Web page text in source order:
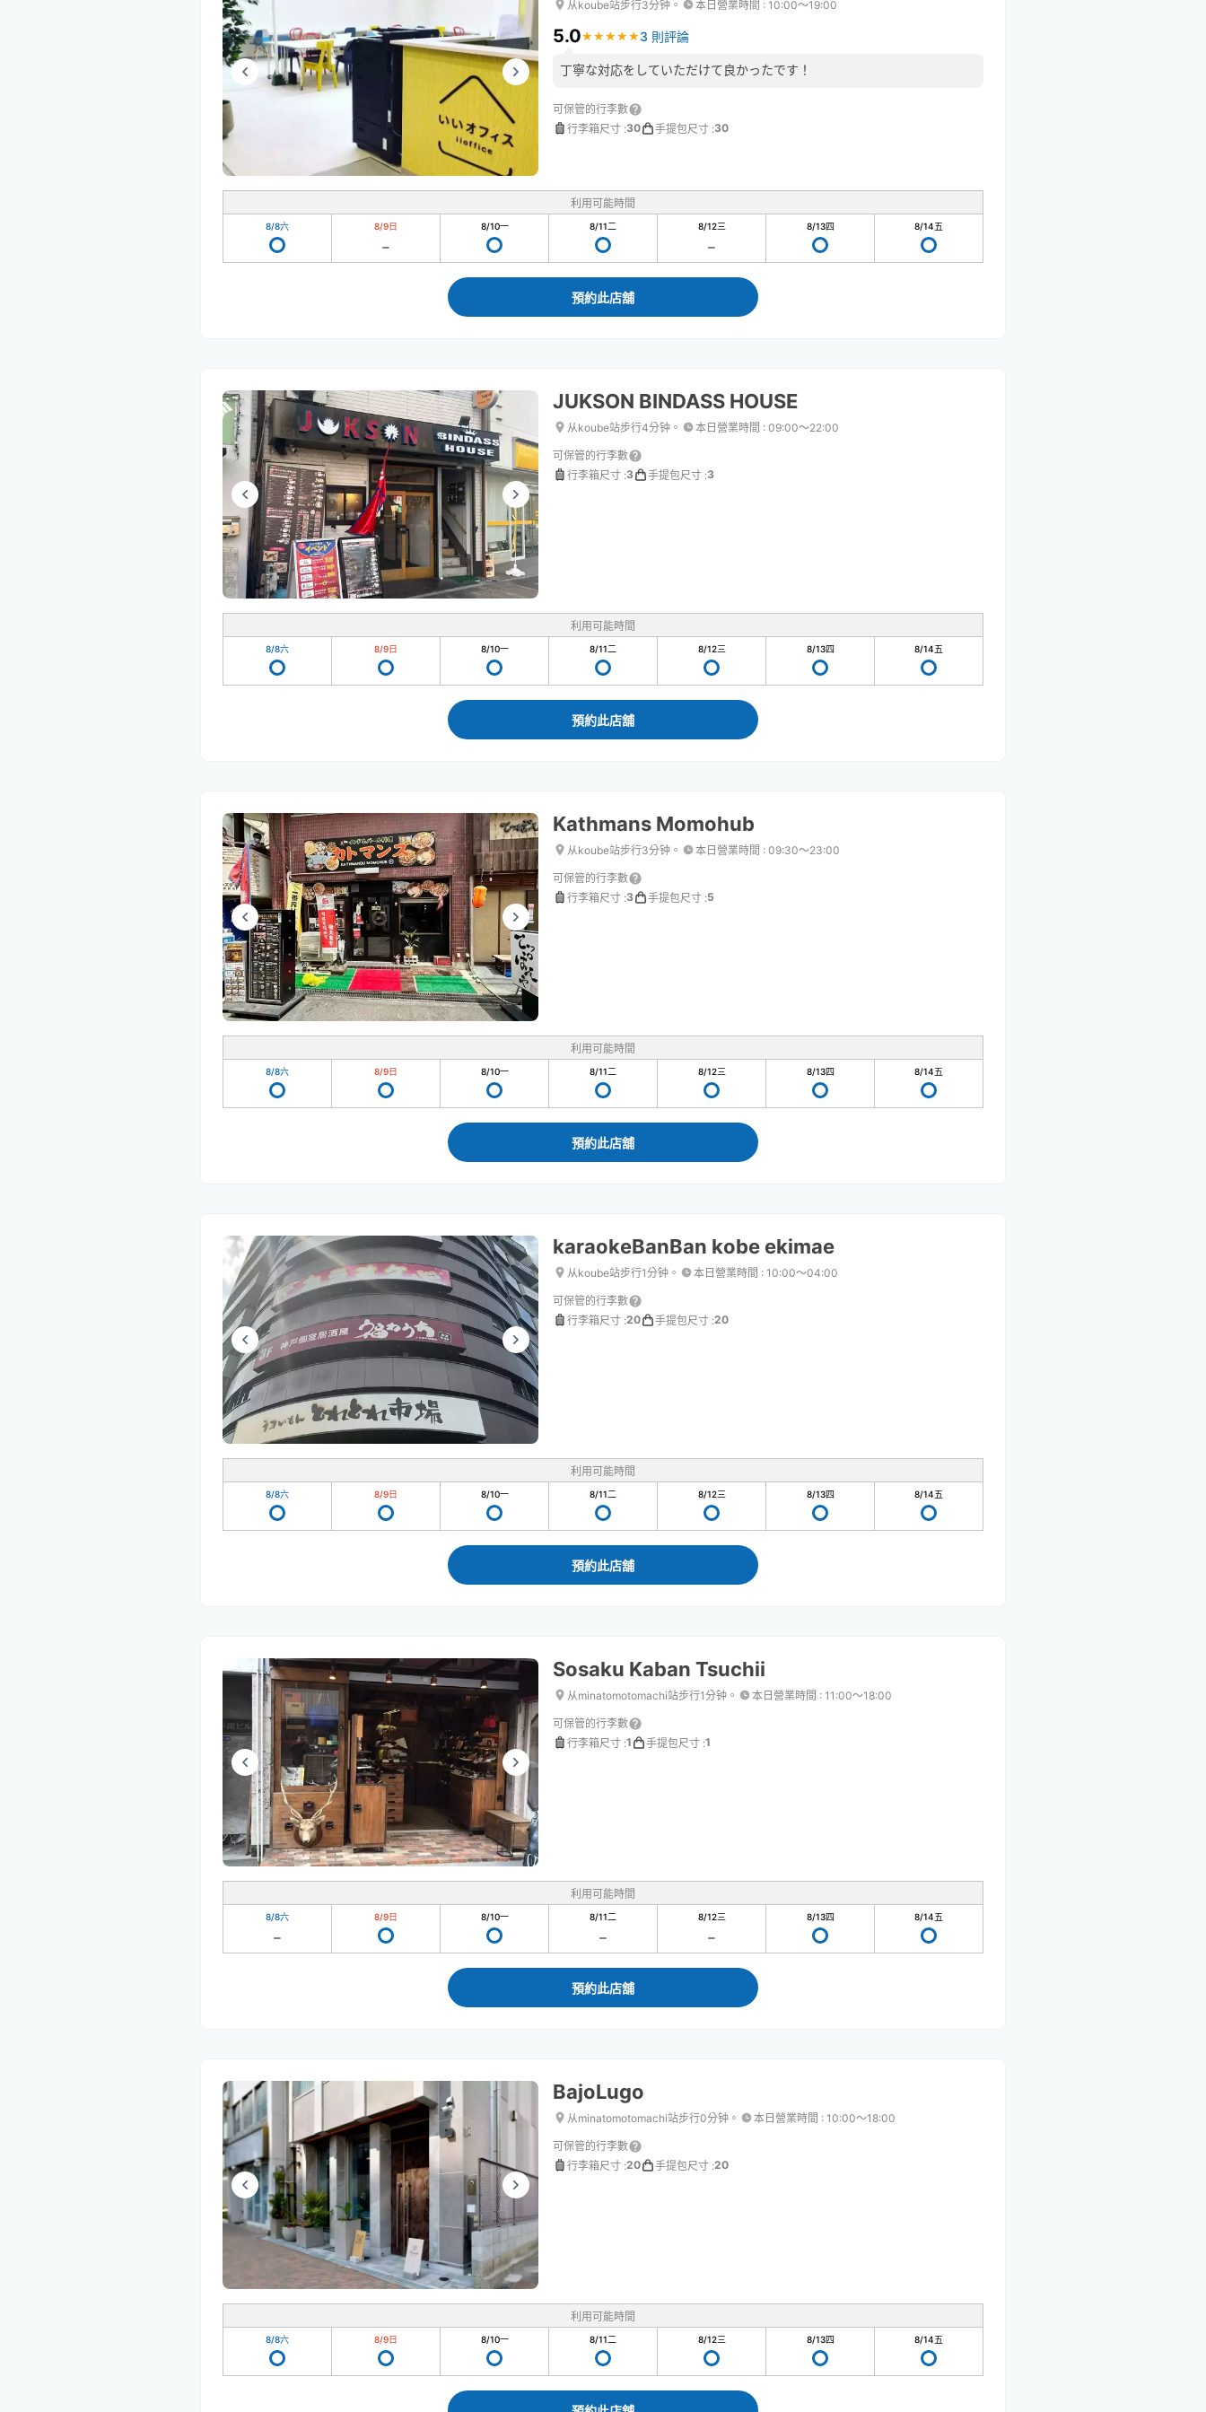
从koube站步行3分钟。 本日營業時間 : 10:00〜19:00
5.0★ ★ ★ ★ ★
★ ★ ★ ★ ★ 3 則評論
丁寧な対応をしていただけて良かったです！
可保管的行李數
行李箱尺寸 :30 手提包尺寸 :30
利用可能時間
8/8六 8/9日 8/10一 8/11二 8/12三 8/13四 8/14五
預約此店舖
JUKSON BINDASS HOUSE
从koube站步行4分钟。 本日營業時間 : 09:00〜22:00
可保管的行李數
行李箱尺寸 :3 手提包尺寸 :3
利用可能時間
8/8六 8/9日 8/10一 8/11二 8/12三 8/13四 8/14五
預約此店舖
Kathmans Momohub
从koube站步行3分钟。 本日營業時間 : 09:30〜23:00
可保管的行李數
行李箱尺寸 :3 手提包尺寸 :5
利用可能時間
8/8六 8/9日 8/10一 8/11二 8/12三 8/13四 8/14五
預約此店舖
karaokeBanBan kobe ekimae
从koube站步行1分钟。 本日營業時間 : 10:00〜04:00
可保管的行李數
行李箱尺寸 :20 手提包尺寸 :20
利用可能時間
8/8六 8/9日 8/10一 8/11二 8/12三 8/13四 8/14五
預約此店舖
Sosaku Kaban Tsuchii
从minatomotomachi站步行1分钟。 本日營業時間 : 11:00〜18:00
可保管的行李數
行李箱尺寸 :1 手提包尺寸 :1
利用可能時間
8/8六 8/9日 8/10一 8/11二 8/12三 8/13四 8/14五
預約此店舖
BajoLugo
从minatomotomachi站步行0分钟。 本日營業時間 : 10:00〜18:00
可保管的行李數
行李箱尺寸 :20 手提包尺寸 :20
利用可能時間
8/8六 8/9日 8/10一 8/11二 8/12三 8/13四 8/14五